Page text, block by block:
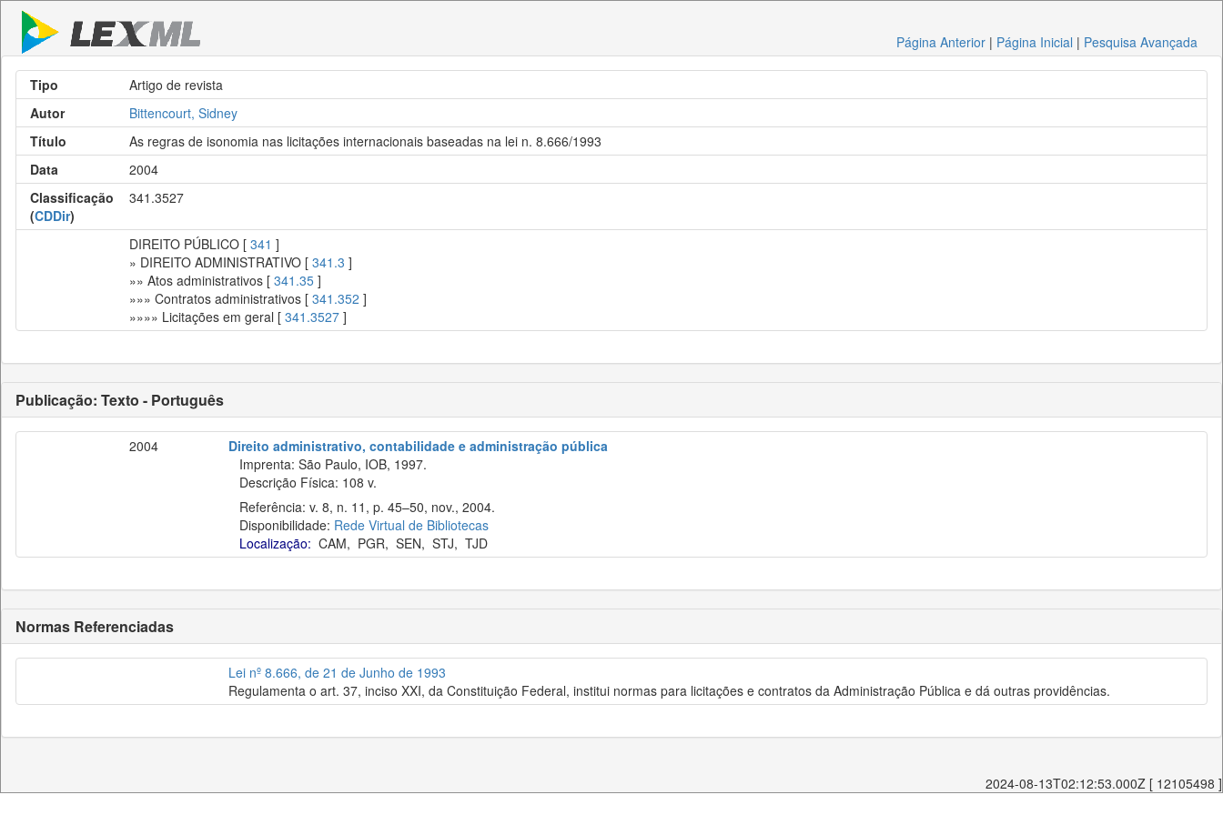
Página Anterior | Página Inicial | Pesquisa Avançada
Tipo
Artigo de revista
Autor
Bittencourt, Sidney
Título
As regras de isonomia nas licitações internacionais baseadas na lei n. 8.666/1993
Data
2004
Classificação
(CDDir)
341.3527
DIREITO PÚBLICO [ 341 ]
» DIREITO ADMINISTRATIVO [ 341.3 ]
»» Atos administrativos [ 341.35 ]
»»» Contratos administrativos [ 341.352 ]
»»»» Licitações em geral [ 341.3527 ]
Publicação: Texto - Português
2004
Direito administrativo, contabilidade e administração pública
Imprenta: São Paulo, IOB, 1997.
Descrição Física: 108 v.
Referência: v. 8, n. 11, p. 45–50, nov., 2004.
Disponibilidade: Rede Virtual de Bibliotecas
Localização: CAM, PGR, SEN, STJ, TJD
Normas Referenciadas
Lei nº 8.666, de 21 de Junho de 1993
Regulamenta o art. 37, inciso XXI, da Constituição Federal, institui normas para licitações e contratos da Administração Pública e dá outras providências.
2024-08-13T02:12:53.000Z [ 12105498 ]